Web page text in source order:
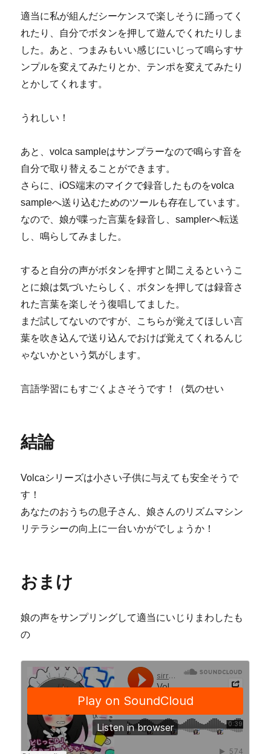
適当に私が組んだシーケンスで楽しそうに踊ってく
れたり、自分でボタンを押して遊んでくれたりしま
した。あと、つまみもいい感じにいじって鳴らすサ
ンプルを変えてみたりとか、テンポを変えてみたり
とかしてくれます。
うれしい！
あと、volca sampleはサンプラーなので鳴らす音を
自分で取り替えることができます。
さらに、iOS端末のマイクで録音したものをvolca
sampleへ送り込むためのツールも存在しています。
なので、娘が喋った言葉を録音し、samplerへ転送
し、鳴らしてみました。
すると自分の声がボタンを押すと聞こえるというこ
とに娘は気づいたらしく、ボタンを押しては録音さ
れた言葉を楽しそう復唱してました。
まだ試してないのですが、こちらが覚えてほしい言
葉を吹き込んで送り込んでおけば覚えてくれるんじ
ゃないかという気がします。
言語学習にもすごくよさそうです！（気のせい
結論
Volcaシリーズは小さい子供に与えても安全そうで
す！
あなたのおうちの息子さん、娘さんのリズムマシン
リテラシーの向上に一台いかがでしょうか！
おまけ
娘の声をサンプリングして適当にいじりまわしたも
の